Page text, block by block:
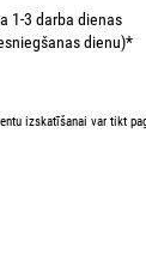
1-3 darba dienas
dienu)*
izskatīšanai var tikt